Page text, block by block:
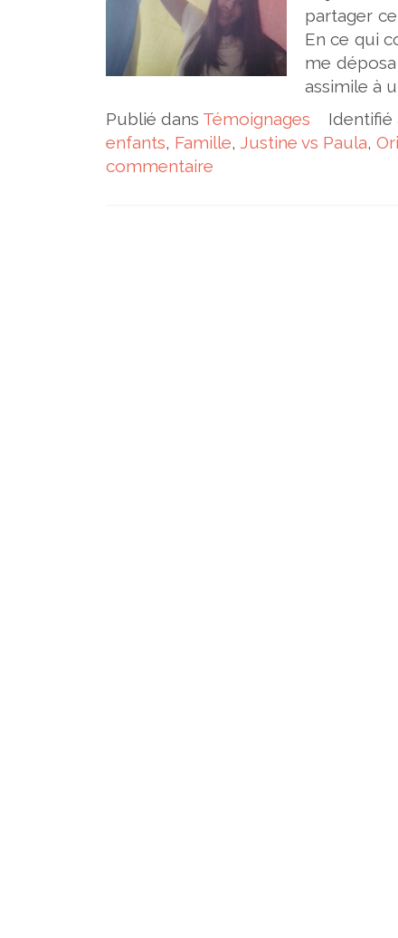
partager
En ce qui
me
assimile à
Publié dans Témoignages Identifié
enfants, Famille, Justine vs Paula,
commentaire